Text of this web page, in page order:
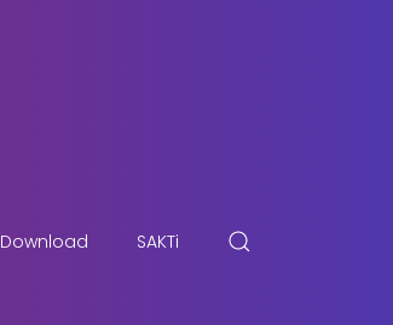
Download SAKTi